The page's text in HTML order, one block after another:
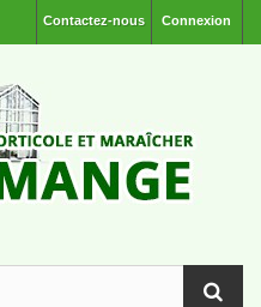
Connexion
Contactez-nous